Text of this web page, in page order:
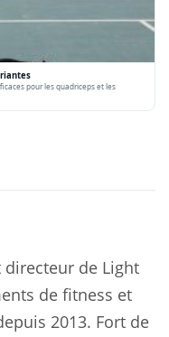
pour les quadriceps et les
de Light
de fitness et
2013. Fort de